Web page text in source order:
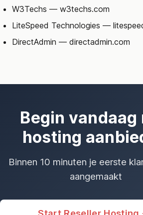
W3Techs — w3techs.com
LiteSpeed Technologies —
DirectAdmin — directadmin.com
Begin vandaag
hosting
Binnen 10 minuten je eerste
aangemaakt